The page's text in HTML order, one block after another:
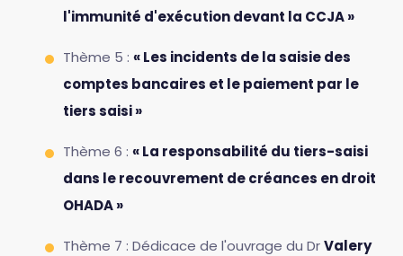
l'immunité d'exécution devant la CCJA »
Thème 5 : « Les incidents de la saisie des
comptes bancaires et le paiement par le
tiers saisi »
Thème 6 : « La responsabilité du tiers-saisi
dans le recouvrement de créances en droit
OHADA »
Thème 7 : Dédicace de l'ouvrage du DrValery